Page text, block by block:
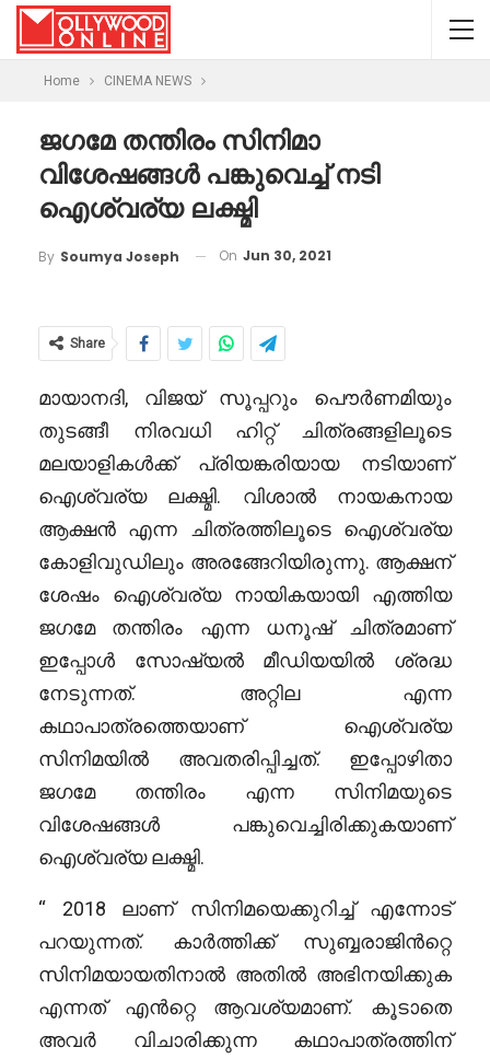
Home CINEMA NEWS
ജഗമേ തന്തിരം സിനിമാ
വിശേഷങ്ങൾ പങ്കുവെച്ച് നടി
ഐശ്വര്യ ലക്ഷ്മി
By Soumya Joseph On Jun 30, 2021
Share
മായാനദി, വിജയ് സൂപ്പറും പൌർണമിയും
തുടങ്ങീ നിരവധി ഹിറ്റ് ചിത്രങ്ങളിലൂടെ
മലയാളികൾക്ക് പ്രിയങ്കരിയായ നടിയാണ്
ഐശ്വര്യ ലക്ഷ്മി. വിശാൽ നായകനായ
ആക്ഷൻ എന്ന ചിത്രത്തിലൂടെ ഐശ്വര്യ
കോളിവുഡിലും അരങ്ങേറിയിരുന്നു. ആക്ഷന്
ശേഷം ഐശ്വര്യ നായികയായി എത്തിയ
ജഗമേ തന്തിരം എന്ന ധനൂഷ് ചിത്രമാണ്
ഇപ്പോൾ സോഷ്യൽ മീഡിയയിൽ ശ്രദ്ധ
നേടുന്നത്. അറ്റില എന്ന
കഥാപാത്രത്തെയാണ് ഐശ്വര്യ
സിനിമയിൽ അവതരിപ്പിച്ചത്. ഇപ്പോഴിതാ
ജഗമേ തന്തിരം എന്ന സിനിമയുടെ
വിശേഷങ്ങൾ പങ്കുവെച്ചിരിക്കുകയാണ്
ഐശ്വര്യ ലക്ഷ്മി.
“ 2018 ലാണ് സിനിമയെക്കുറിച്ച് എന്നോട്
പറയുന്നത്. കാർത്തിക്ക് സുബ്ബരാജിൻറ്റെ
സിനിമയായതിനാൽ അതിൽ അഭിനയിക്കുക
എന്നത് എൻറ്റെ ആവശ്യമാണ്. കൂടാതെ
അവർ വിചാരിക്കുന്ന കഥാപാത്രത്തിന്